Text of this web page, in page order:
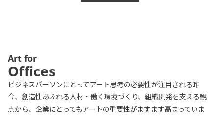
Art for
Offices
ビジネスパーソンにとってアート思考の必要性が注目される昨
今、創造性あふれる人材・働く環境づくり、組織開発を支える観
点から、企業にとってもアートの重要性がますます高まっていま